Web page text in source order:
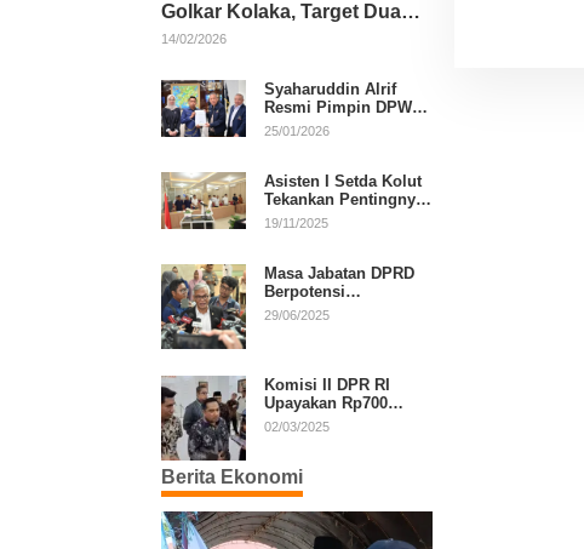
Golkar Kolaka, Target Dua
Kursi per Dapil
14/02/2026
Syaharuddin Alrif
Resmi Pimpin DPW
NasDem Sulsel
25/01/2026
Asisten I Setda Kolut
Tekankan Pentingnya
Pendidikan Politik
19/11/2025
Masa Jabatan DPRD
Berpotensi
Diperpanjang, Aria
29/06/2025
Komisi II DPR RI
Upayakan Rp700
Miliar dari APBN
Putusan MK
02/03/2025
Berita Ekonomi